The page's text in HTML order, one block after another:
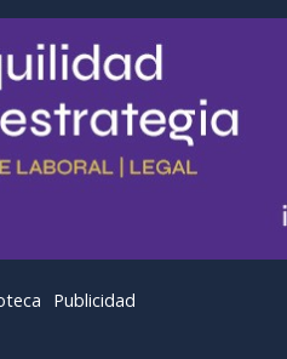
Publicidad